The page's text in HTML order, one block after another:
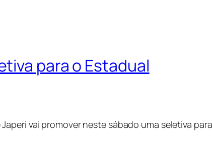
para o Estadual
vai promover neste sábado uma seletiva